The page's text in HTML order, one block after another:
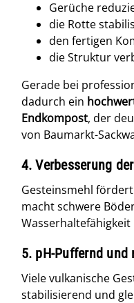
Gerüche
die Rotte
den fertigen
die Struktur
Gerade bei
dadurch ein
Endkompost, der
von Baumarkt-
4. Verbesserung
Gesteinsmehl
macht schwere
5. pH-Puffernd und
Viele vulkanische
stabilisierend und